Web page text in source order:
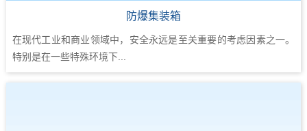
防爆集装箱
在现代工业和商业领域中，安全永远是至关重要的考虑因素之一。
特别是在一些特殊环境下...